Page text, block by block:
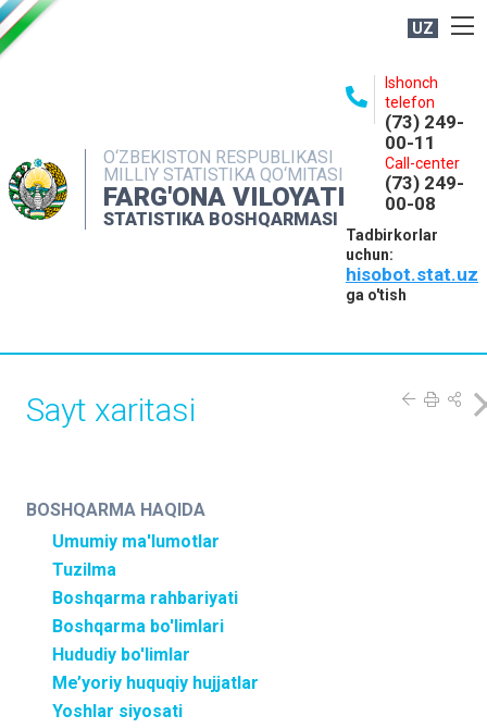
UZ
O‘ZBEKISTON RESPUBLIKASI
MILLIY STATISTIKA QO‘MITASI
FARG'ONA VILOYATI
STATISTIKA BOSHQARMASI
Ishonch
telefon
(73) 249-
00-11
Call-center
(73) 249-
00-08
Tadbirkorlar
uchun:
hisobot.stat.uz
ga o'tish
NASHRLAR
INTERAKTIV XIZMATLAR
MATBUOT XIZMATI
Sayt xaritasi
BOSHQARMA HAQIDA
Umumiy ma'lumotlar
Tuzilma
Boshqarma rahbariyati
Boshqarma bo'limlari
Hududiy bo'limlar
Me’yoriy huquqiy hujjatlar
Yoshlar siyosati